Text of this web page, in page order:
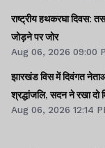
राष्ट्रीय हथकरघा दिवस:
जोड़ने पर जोर
Aug 06, 2026 09:00
झारखंड विस में दिवंगत
श्रद्धांजलि, सदन ने रखा दो
Aug 06, 2026 12:14